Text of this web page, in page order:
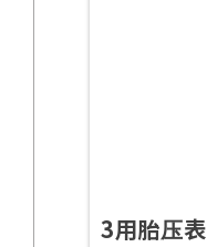
3用胎压表